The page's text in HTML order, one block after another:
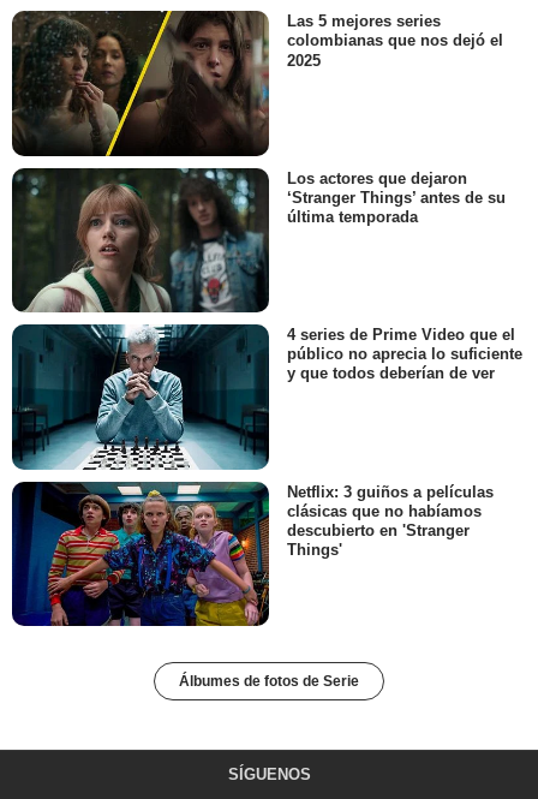
Las 5 mejores series
colombianas que nos dejó el
2025
Los actores que dejaron
‘Stranger Things’ antes de su
última temporada
4 series de Prime Video que el
público no aprecia lo suficiente
y que todos deberían de ver
Netflix: 3 guiños a películas
clásicas que no habíamos
descubierto en 'Stranger
Things'
Álbumes de fotos de Serie
SÍGUENOS